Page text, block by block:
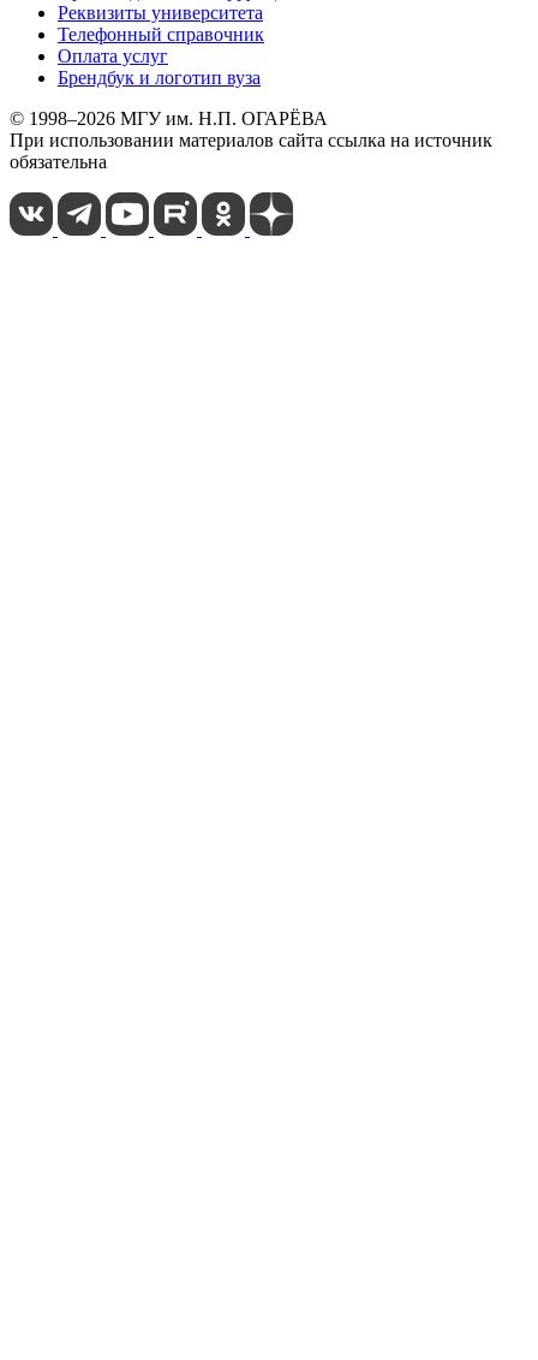
Реквизиты университета
Телефонный справочник
Оплата услуг
Брендбук и логотип вуза
© 1998–2026 МГУ им. Н.П. ОГАРЁВА
При использовании материалов сайта ссылка на источник
обязательна